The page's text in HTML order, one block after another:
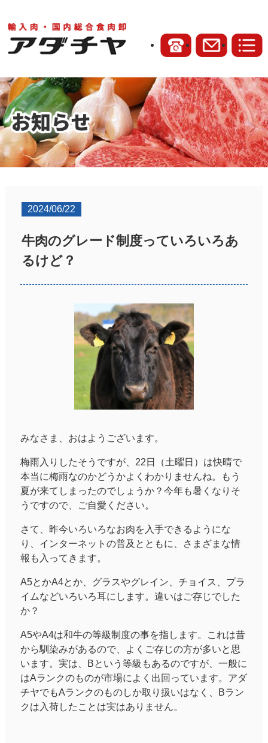
2024/06/22
牛肉のグレード制度っていろいろあ
るけど？
みなさま、おはようございます。
梅雨入りしたそうですが、22日（土曜日）は快晴で
本当に梅雨なのかどうかよくわかりませんね。もう
夏が来てしまったのでしょうか？今年も暑くなりそ
うですので、ご自愛ください。
さて、昨今いろいろなお肉を入手できるようにな
り、インターネットの普及とともに、さまざまな情
報も入ってきます。
A5とかA4とか、グラスやグレイン、チョイス、プラ
イムなどいろいろ耳にします。違いはご存じでした
か？
A5やA4は和牛の等級制度の事を指します。これは昔
から馴染みがあるので、よくご存じの方が多いと思
います。実は、Bという等級もあるのですが、一般に
はAランクのものが市場によく出回っています。アダ
チヤでもAランクのものしか取り扱いはなく、Bラン
クは入荷したことは実はありません。